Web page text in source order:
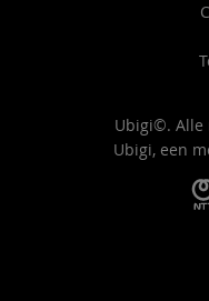
Ubigi©. Alle
Ubigi, een